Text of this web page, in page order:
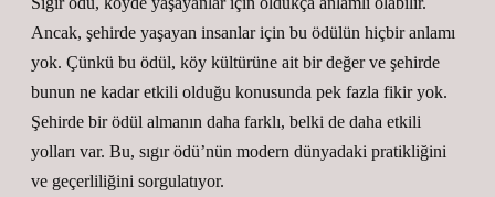
Ancak, şehirde yaşayan insanlar için bu ödülün hiçbir anlamı
yok. Çünkü bu ödül, köy kültürüne ait bir değer ve şehirde
bunun ne kadar etkili olduğu konusunda pek fazla fikir yok.
Şehirde bir ödül almanın daha farklı, belki de daha etkili
yolları var. Bu, sıgır ödü’nün modern dünyadaki pratikliğini
ve geçerliliğini sorgulatıyor.